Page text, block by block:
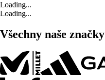
Loading...
Loading...
Všechny naše značky